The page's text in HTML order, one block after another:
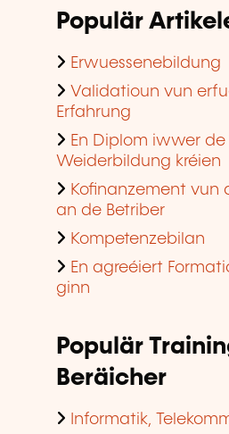
Populär
Erwuessenebildung
Validatioun vun
Erfahrung
En Diplom iwwer
Weiderbildung kréien
Kofinanzement vun
an de Betriber
Kompetenzebilan
En agreéiert
ginn
Populär
Beräicher
Informatik,